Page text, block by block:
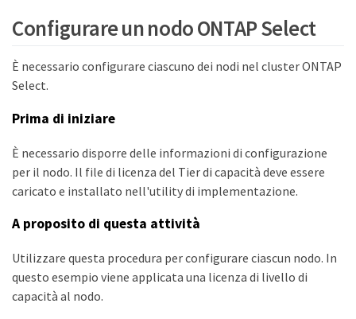
Configurare un nodo ONTAP Select
È necessario configurare ciascuno dei nodi nel cluster ONTAP
Select.
Prima di iniziare
È necessario disporre delle informazioni di configurazione
per il nodo. Il file di licenza del Tier di capacità deve essere
caricato e installato nell'utility di implementazione.
A proposito di questa attività
Utilizzare questa procedura per configurare ciascun nodo. In
questo esempio viene applicata una licenza di livello di
capacità al nodo.